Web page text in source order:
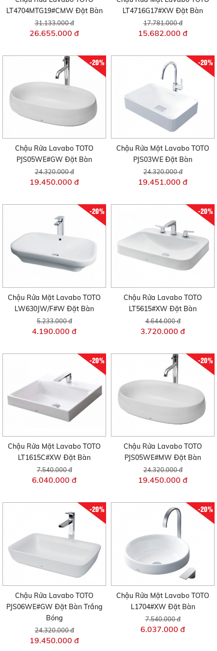
LT4704MTG19#CMW Đặt Bàn
31.133.000 đ
26.655.000 đ
LT4716G17#XW Đặt Bàn
17.781.000 đ
15.682.000 đ
-20%
Chậu Rửa Lavabo TOTO
PJS05WE#GW Đặt Bàn
24.320.000 đ
19.450.000 đ
-20%
Chậu Rửa Mặt Lavabo TOTO
PJS03WE Đặt Bàn
24.320.000 đ
19.451.000 đ
-20%
Chậu Rửa Mặt Lavabo TOTO
LW630JW/F#W Đặt Bàn
5.233.000 đ
4.190.000 đ
-20%
Chậu Rửa Lavabo TOTO
LT5615#XW Đặt Bàn
4.644.000 đ
3.720.000 đ
-20%
Chậu Rửa Mặt Lavabo TOTO
LT1615C#XW Đặt Bàn
7.540.000 đ
6.040.000 đ
-20%
Chậu Rửa Lavabo TOTO
PJS05WE#MW Đặt Bàn
24.320.000 đ
19.450.000 đ
-20%
Chậu Rửa Lavabo TOTO
PJS06WE#GW Đặt Bàn Trắng
Bóng
24.320.000 đ
19.450.000 đ
-20%
Chậu Rửa Mặt Lavabo TOTO
L1704#XW Đặt Bàn
7.540.000 đ
6.037.000 đ